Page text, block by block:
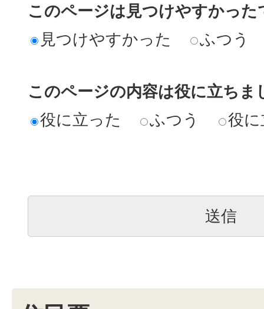
このページは見つけやすかった
見つけやすかった
ふつう
このページの内容は役に立ちま
役に立った
ふつう 役